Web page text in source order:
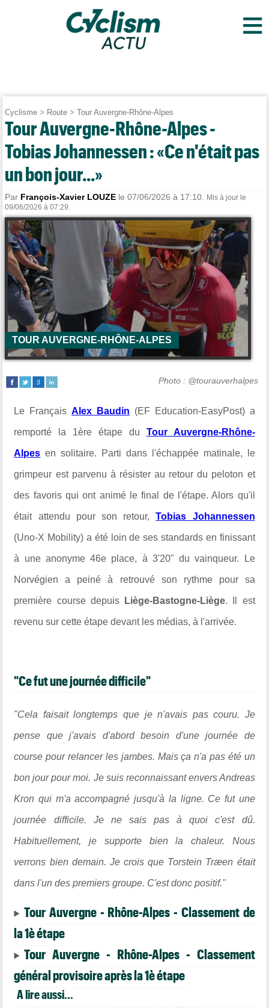
≡
Cyclisme > Route >Tour Auvergne-Rhône-Alpes
Tour Auvergne-Rhône-Alpes -
Tobias Johannessen : «Ce n'était pas
un bon jour...»
Par François-Xavier LOUZE le 07/06/2026 à 17:10.
Mis à jour le
09/06/2026 à 07:29.
TOUR AUVERGNE-RHÔNE-ALPES
Photo : @tourauverhalpes
Le FrançaisAlex Baudin (EF Education-EasyPost) a
remporté la 1ère étape du Tour Auvergne-Rhône-
Alpes en solitaire. Parti dans l'échappée matinale, le
grimpeur est parvenu à résister au retour du peloton et
des favoris qui ont animé le final de l'étape. Alors qu'il
était attendu pour son retour,Tobias Johannessen
(Uno-X Mobility) a été loin de ses standards en finissant
à une anonyme 46e place, à 3'20" du vainqueur. Le
Norvégien a peiné à retrouvé son rythme pour sa
première course depuis Liège-Bastogne-Liège. Il est
revenu sur cette étape devant les médias, à l'arrivée.
"Ce fut une journée difficile"
"Cela faisait longtemps que je n'avais pas couru. Je
pense que j'avais d'abord besoin d'une journée de
course pour relancer les jambes. Mais ça n'a pas été un
bon jour pour moi. Je suis reconnaissant envers Andreas
Kron qui m'a accompagné jusqu'à la ligne. Ce fut une
journée difficile. Je ne sais pas à quoi c'est dû.
Habituellement, je supporte bien la chaleur. Nous
verrons bien demain. Je crois que Torstein Træen était
dans l'un des premiers groupe. C'est donc positif."
Tour Auvergne - Rhône-Alpes - Classement de
la 1è étape
Tour Auvergne - Rhône-Alpes - Classement
général provisoire après la 1è étape
A lire aussi...